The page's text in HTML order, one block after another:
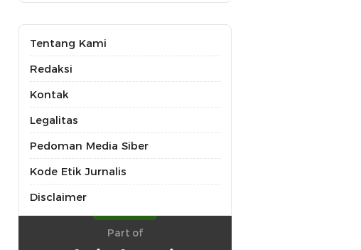
Dugaan Premanisme
Tentang Kami
Redaksi
Kontak
Legalitas
Pedoman Media Siber
Kode Etik Jurnalis
Disclaimer
Part of